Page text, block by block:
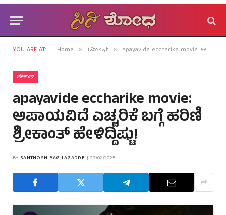
YOU ARE AT: Home » ಟೇಕಾಫ್ » apayavide eccharike movie: ಅಪಾಯವಿದೆ ಎಚ್ಚರಿಕೆ ಬಗ್ಗೆ ಹರಿಣಿ ಶ್ರೀಕಾಂತ್ ಹೇಳಿದ್ದಿಷ್ಟು!
ಟೇಕಾಫ್
apayavide eccharike movie:
ಅಪಾಯವಿದೆ ಎಚ್ಚರಿಕೆ ಬಗ್ಗೆ ಹರಿಣಿ
ಶ್ರೀಕಾಂತ್ ಹೇಳಿದ್ದಿಷ್ಟು!
BY SANTHOSH BAGILAGADDE 27/02/2025